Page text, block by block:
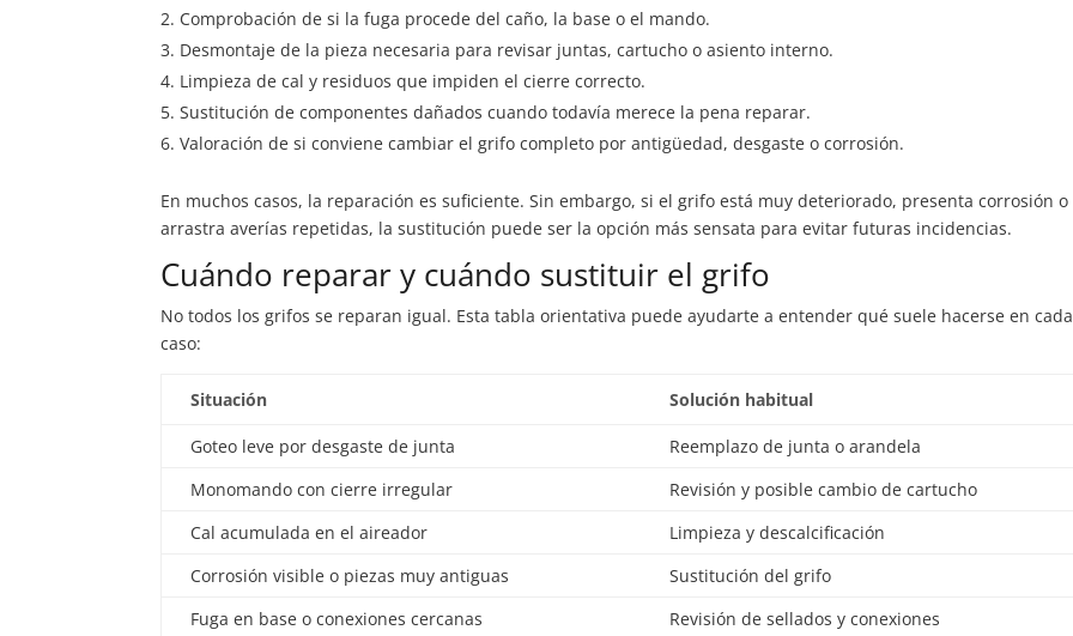
Comprobación de si la fuga procede del caño, la base o el mando.
Desmontaje de la pieza necesaria para revisar juntas, cartucho o asiento interno.
Limpieza de cal y residuos que impiden el cierre correcto.
Sustitución de componentes dañados cuando todavía merece la pena reparar.
Valoración de si conviene cambiar el grifo completo por antigüedad, desgaste o corrosión.
En muchos casos, la reparación es suficiente. Sin embargo, si el grifo está muy deteriorado, presenta corrosión o
arrastra averías repetidas, la sustitución puede ser la opción más sensata para evitar futuras incidencias.
Cuándo reparar y cuándo sustituir el grifo
No todos los grifos se reparan igual. Esta tabla orientativa puede ayudarte a entender qué suele hacerse en cada
caso:
Situación Solución habitual
Goteo leve por desgaste de junta
Reemplazo de junta o arandela
Monomando con cierre irregular
Revisión y posible cambio de cartucho
Cal acumulada en el aireador
Limpieza y descalcificación
Corrosión visible o piezas muy antiguas
Sustitución del grifo
Fuga en base o conexiones cercanas
Revisión de sellados y conexiones